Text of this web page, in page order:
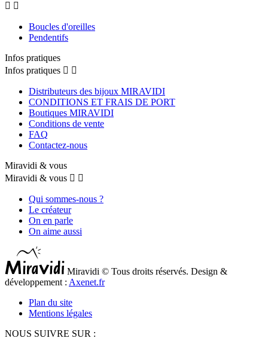
 
Boucles d'oreilles
Pendentifs
Infos pratiques
Infos pratiques  
Distributeurs des bijoux MIRAVIDI
CONDITIONS ET FRAIS DE PORT
Boutiques MIRAVIDI
Conditions de vente
FAQ
Contactez-nous
Miravidi & vous
Miravidi & vous  
Qui sommes-nous ?
Le créateur
On en parle
On aime aussi
Miravidi © Tous droits réservés. Design &
développement : Axenet.fr
Plan du site
Mentions légales
NOUS SUIVRE SUR :